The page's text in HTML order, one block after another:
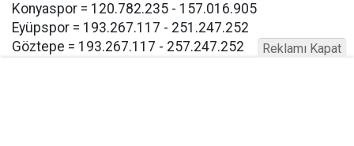
Konyaspor = 120.782.235 - 157.016.905
Eyüpspor = 193.267.117 - 251.247.252
Göztepe = 193.267.117 - 257.247.252
Reklamı Kapat